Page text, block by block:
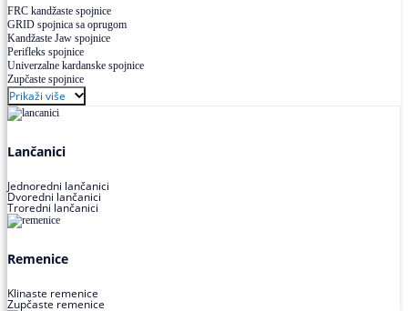
FRC kandžaste spojnice
GRID spojnica sa oprugom
Kandžaste Jaw spojnice
Perifleks spojnice
Univerzalne kardanske spojnice
Zupčaste spojnice
Prikaži više
Lančanici
Jednoredni lančanici
Dvoredni lančanici
Troredni lančanici
Remenice
Klinaste remenice
Zupčaste remenice